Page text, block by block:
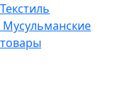
Текстиль
Мусульманские
товары